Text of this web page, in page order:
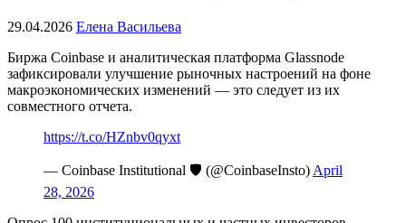
29.04.2026 Елена Васильева
Биржа Coinbase и аналитическая платформа Glassnode
зафиксировали улучшение рыночных настроений на фоне
макроэкономических изменений — это следует из их
совместного отчета.
https://t.co/HZnbv0qyxt
— Coinbase Institutional 🛡️ (@CoinbaseInsto) April
28, 2026